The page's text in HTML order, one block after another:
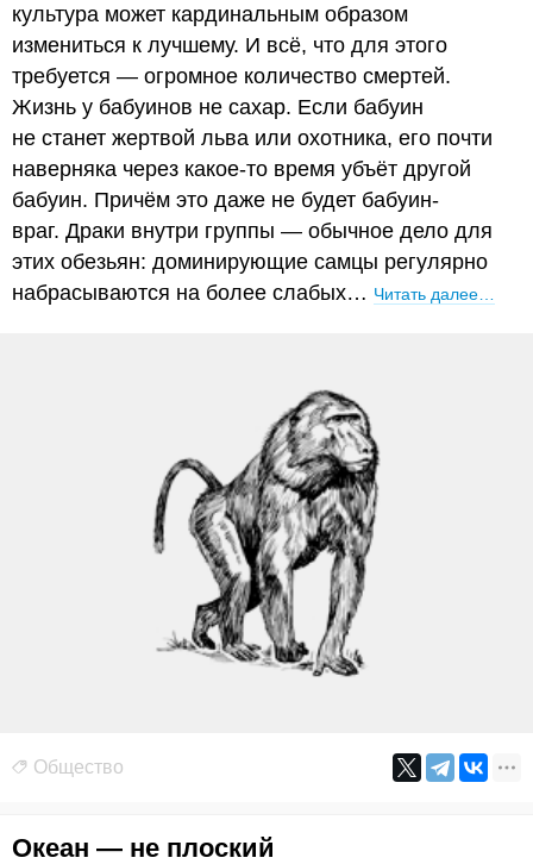
культура может кардинальным образом
измениться к лучшему. И всё, что для этого
требуется — огромное количество смертей.
Жизнь у бабуинов не сахар. Если бабуин
не станет жертвой льва или охотника, его почти
наверняка через какое-то время убъёт другой
бабуин. Причём это даже не будет бабуин-
враг. Драки внутри группы — обычное дело для
этих обезьян: доминирующие самцы регулярно
набрасываются на более слабых… Читать далее…
Общество
Океан — не плоский